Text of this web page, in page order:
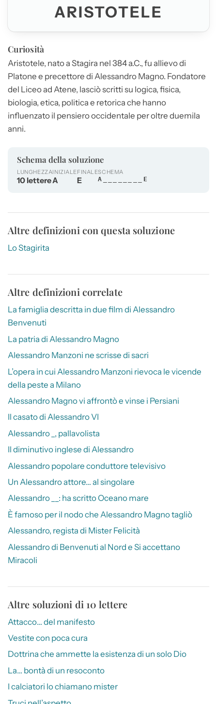
ARISTOTELE
Curiosità
Aristotele, nato a Stagira nel 384 a.C., fu allievo di
Platone e precettore di Alessandro Magno. Fondatore
del Liceo ad Atene, lasciò scritti su logica, fisica,
biologia, etica, politica e retorica che hanno
influenzato il pensiero occidentale per oltre duemila
anni.
Schema della soluzione
LUNGHEZZA
10 lettere
INIZIALE
A
FINALE
E
SCHEMA
A________E
Altre definizioni con questa soluzione
Lo Stagirita
Altre definizioni correlate
La famiglia descritta in due film di Alessandro
Benvenuti
La patria di Alessandro Magno
Alessandro Manzoni ne scrisse di sacri
L’opera in cui Alessandro Manzoni rievoca le vicende
della peste a Milano
Alessandro Magno vi affrontò e vinse i Persiani
Il casato di Alessandro VI
Alessandro _, pallavolista
Il diminutivo inglese di Alessandro
Alessandro popolare conduttore televisivo
Un Alessandro attore… al singolare
Alessandro __: ha scritto Oceano mare
È famoso per il nodo che Alessandro Magno tagliò
Alessandro, regista di Mister Felicità
Alessandro di Benvenuti al Nord e Si accettano
Miracoli
Altre soluzioni di 10 lettere
Attacco… del manifesto
Vestite con poca cura
Dottrina che ammette la esistenza di un solo Dio
La… bontà di un resoconto
I calciatori lo chiamano mister